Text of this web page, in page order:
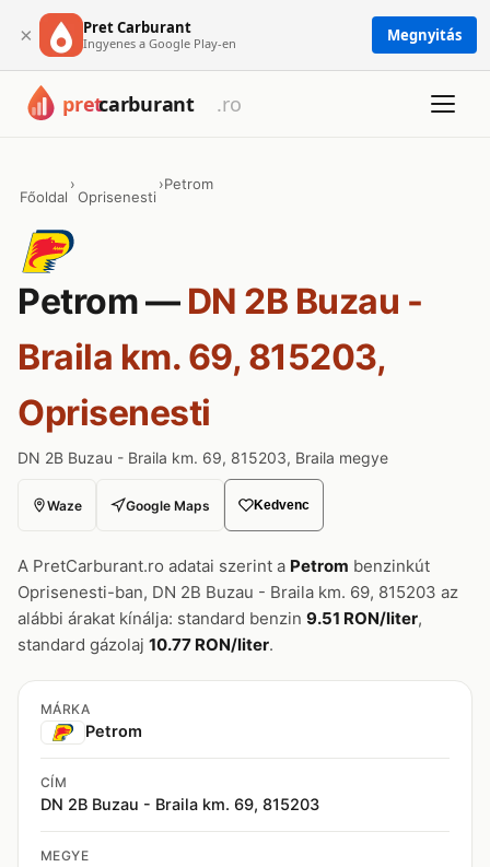
× Pret Carburant
Ingyenes a Google Play-en Megnyitás
Főoldal
›
Oprisenesti
›Petrom
Petrom — DN 2B Buzau -
Braila km. 69, 815203,
Oprisenesti
DN 2B Buzau - Braila km. 69, 815203, Braila megye
Waze Google Maps Kedvenc
A PretCarburant.ro adatai szerint a Petrom benzinkút
Oprisenesti-ban, DN 2B Buzau - Braila km. 69, 815203 az
alábbi árakat kínálja: standard benzin 9.51 RON/liter,
standard gázolaj 10.77 RON/liter.
MÁRKA
Petrom
CÍM
DN 2B Buzau - Braila km. 69, 815203
MEGYE